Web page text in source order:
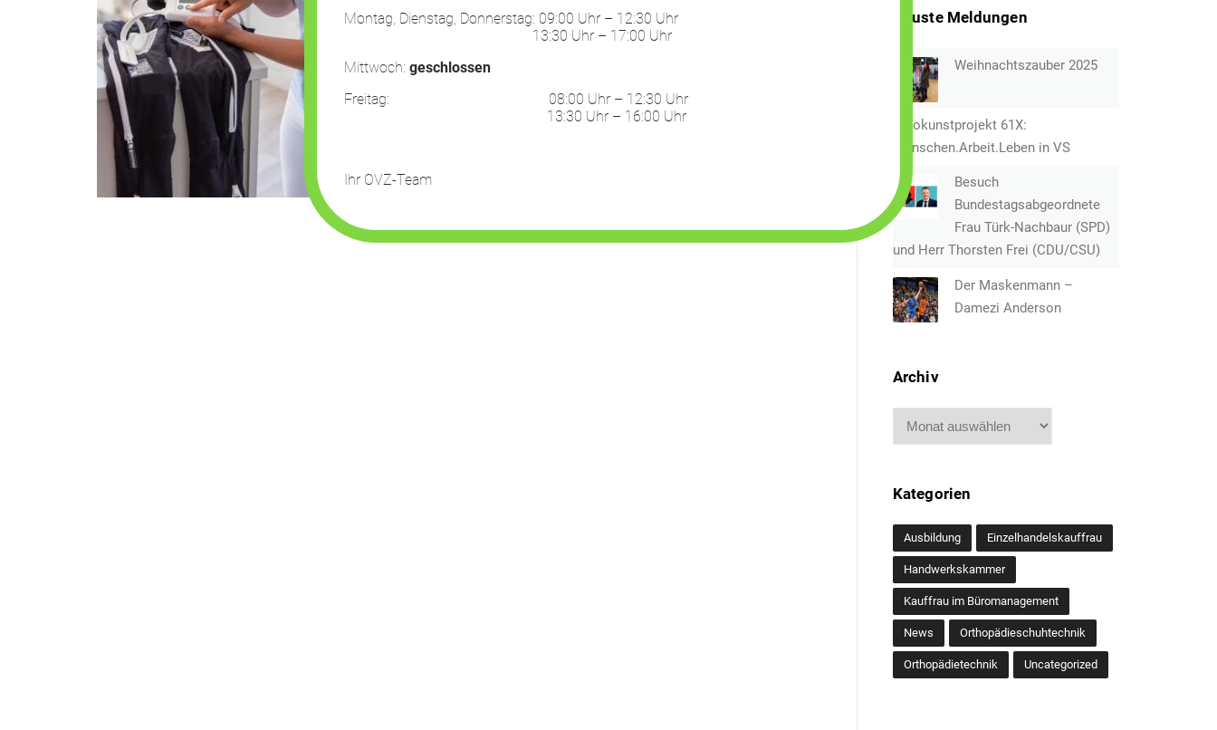
Neuste Meldungen
Weihnachtszauber 2025
Fotokunstprojekt 61X:
Menschen.Arbeit.Leben in VS
Besuch
Bundestagsabgeordnete
Frau Türk-Nachbaur (SPD)
und Herr Thorsten Frei (CDU/CSU)
Der Maskenmann –
Damezi Anderson
Archiv
Archiv
Kategorien
Ausbildung Einzelhandelskauffrau
Handwerkskammer
Kauffrau im Büromanagement
News Orthopädieschuhtechnik
Orthopädietechnik Uncategorized
Montag, Dienstag, Donnerstag: 09:00 Uhr – 12:30 Uhr
13:30 Uhr – 17:00 Uhr
Mittwoch: geschlossen
Freitag: 08:00 Uhr – 12:30 Uhr
13:30 Uhr – 16:00 Uhr
Ihr OVZ-Team